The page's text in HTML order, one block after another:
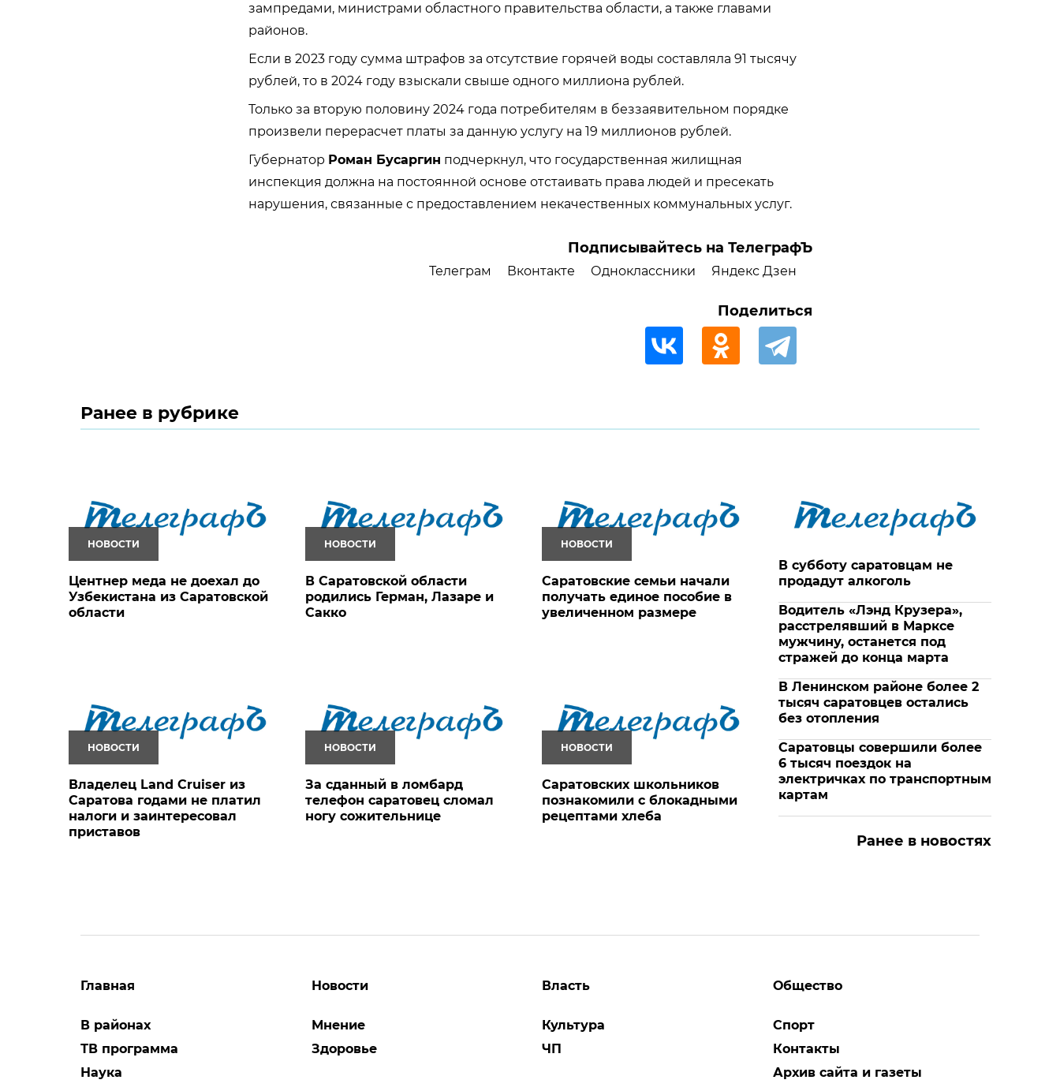
зампредами, министрами областного правительства области, а также главами
районов.
Если в 2023 году сумма штрафов за отсутствие горячей воды составляла 91 тысячу
рублей, то в 2024 году взыскали свыше одного миллиона рублей.
Только за вторую половину 2024 года потребителям в беззаявительном порядке
произвели перерасчет платы за данную услугу на 19 миллионов рублей.
Губернатор Роман Бусаргин подчеркнул, что государственная жилищная
инспекция должна на постоянной основе отстаивать права людей и пресекать
нарушения, связанные с предоставлением некачественных коммунальных услуг.
Подписывайтесь на ТелеграфЪ
Телеграм Вконтакте Одноклассники Яндекс Дзен
Поделиться
Ранее в рубрике
НОВОСТИ
Центнер меда не доехал до
Узбекистана из Саратовской
области
НОВОСТИ
В Саратовской области
родились Герман, Лазаре и
Сакко
НОВОСТИ
Саратовские семьи начали
получать единое пособие в
увеличенном размере
НОВОСТИ
Владелец Land Cruiser из
Саратова годами не платил
налоги и заинтересовал
приставов
НОВОСТИ
За сданный в ломбард
телефон саратовец сломал
ногу сожительнице
НОВОСТИ
Саратовских школьников
познакомили с блокадными
рецептами хлеба
В субботу саратовцам не
продадут алкоголь
Водитель «Лэнд Крузера»,
расстрелявший в Марксе
мужчину, останется под
стражей до конца марта
В Ленинском районе более 2
тысяч саратовцев остались
без отопления
Саратовцы совершили более
6 тысяч поездок на
электричках по транспортным
картам
Ранее в новостях
Главная
В районах
ТВ программа
Наука
Новости
Мнение
Здоровье
Власть
Культура
ЧП
Общество
Спорт
Контакты
Архив сайта и газеты